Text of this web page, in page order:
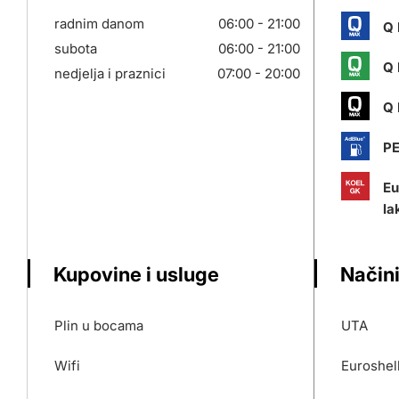
radnim danom
06:00 - 21:00
subota
06:00 - 21:00
nedjelja i praznici
07:00 - 20:00
Q
Q
Q
Kupovine i usluge
Plin u bocama
Wifi
UTA